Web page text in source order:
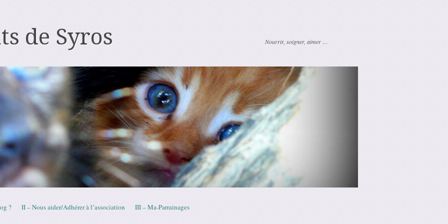
de Syros Nourrir, soigner, aimer …
? II – Nous aider/Adhérer à l’association III – Ma-Parrainages